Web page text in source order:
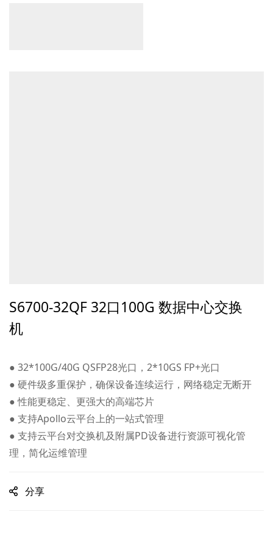
S6700-32QF 32口100G 数据中心交换
机
● 32*100G/40G QSFP28光口，2*10GS FP+光口
● 硬件级多重保护，确保设备连续运行，网络稳定无断开
● 性能更稳定、更强大的高端芯片
● 支持Apollo云平台上的一站式管理
● 支持云平台对交换机及附属PD设备进行资源可视化管
理，简化运维管理
分享